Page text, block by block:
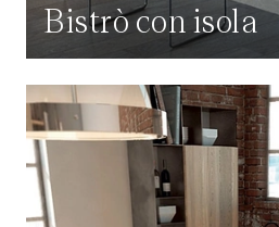
Bistrò con isola